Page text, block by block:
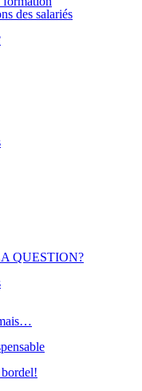
des salariés
QUESTION?